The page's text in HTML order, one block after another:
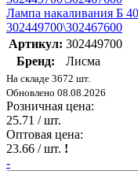
Лампа накаливания Б
302449700\302467600
Артикул: 302449700
Бренд:
Лисма
На складе 3672 шт.
Обновлено 08.08.2026
Розничная цена:
25.71 / шт.
Оптовая цена:
23.66 / шт. !
-